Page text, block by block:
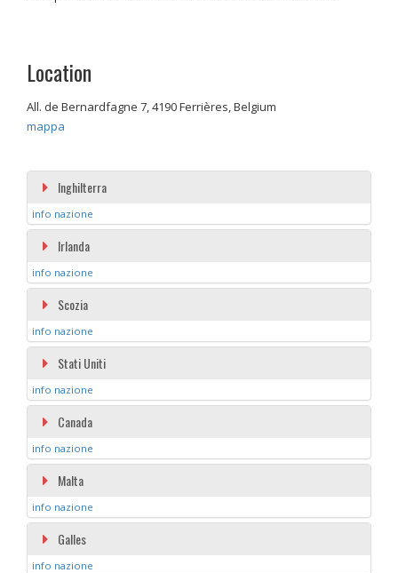
Inghilterra
info nazione
Irlanda
info nazione
Scozia
info nazione
Stati Uniti
info nazione
Canada
info nazione
Malta
info nazione
Galles
info nazione
Location
All. de Bernardfagne 7, 4190 Ferrières, Belgium
mappa